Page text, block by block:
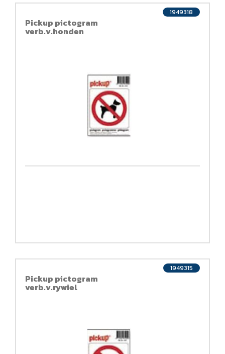
Pickup pictogram
verb.v.honden
1949318
Pickup pictogram
verb.v.rywiel
1949315